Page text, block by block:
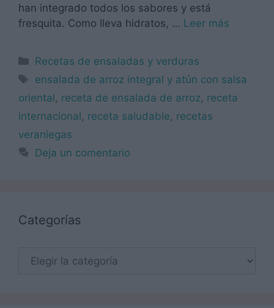
han integrado todos los sabores y está
fresquita. Como lleva hidratos, … Leer más
Categorías
Recetas de ensaladas y verduras
Etiquetas
ensalada de arroz integral y atún con salsa
oriental, receta de ensalada de arroz, receta
internacional, receta saludable, recetas
veraniegas
Deja un comentario
Categorías
Categorías